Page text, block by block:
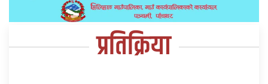
प्रतिक्रिया